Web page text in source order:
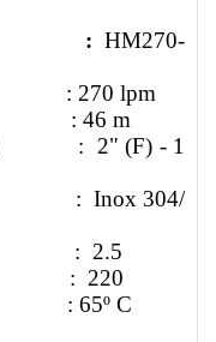
:HM270-
: 270 lpm
: 46 m
: 2" (F) - 1
: Inox 304/
: 2.5
: 220
: 65º C